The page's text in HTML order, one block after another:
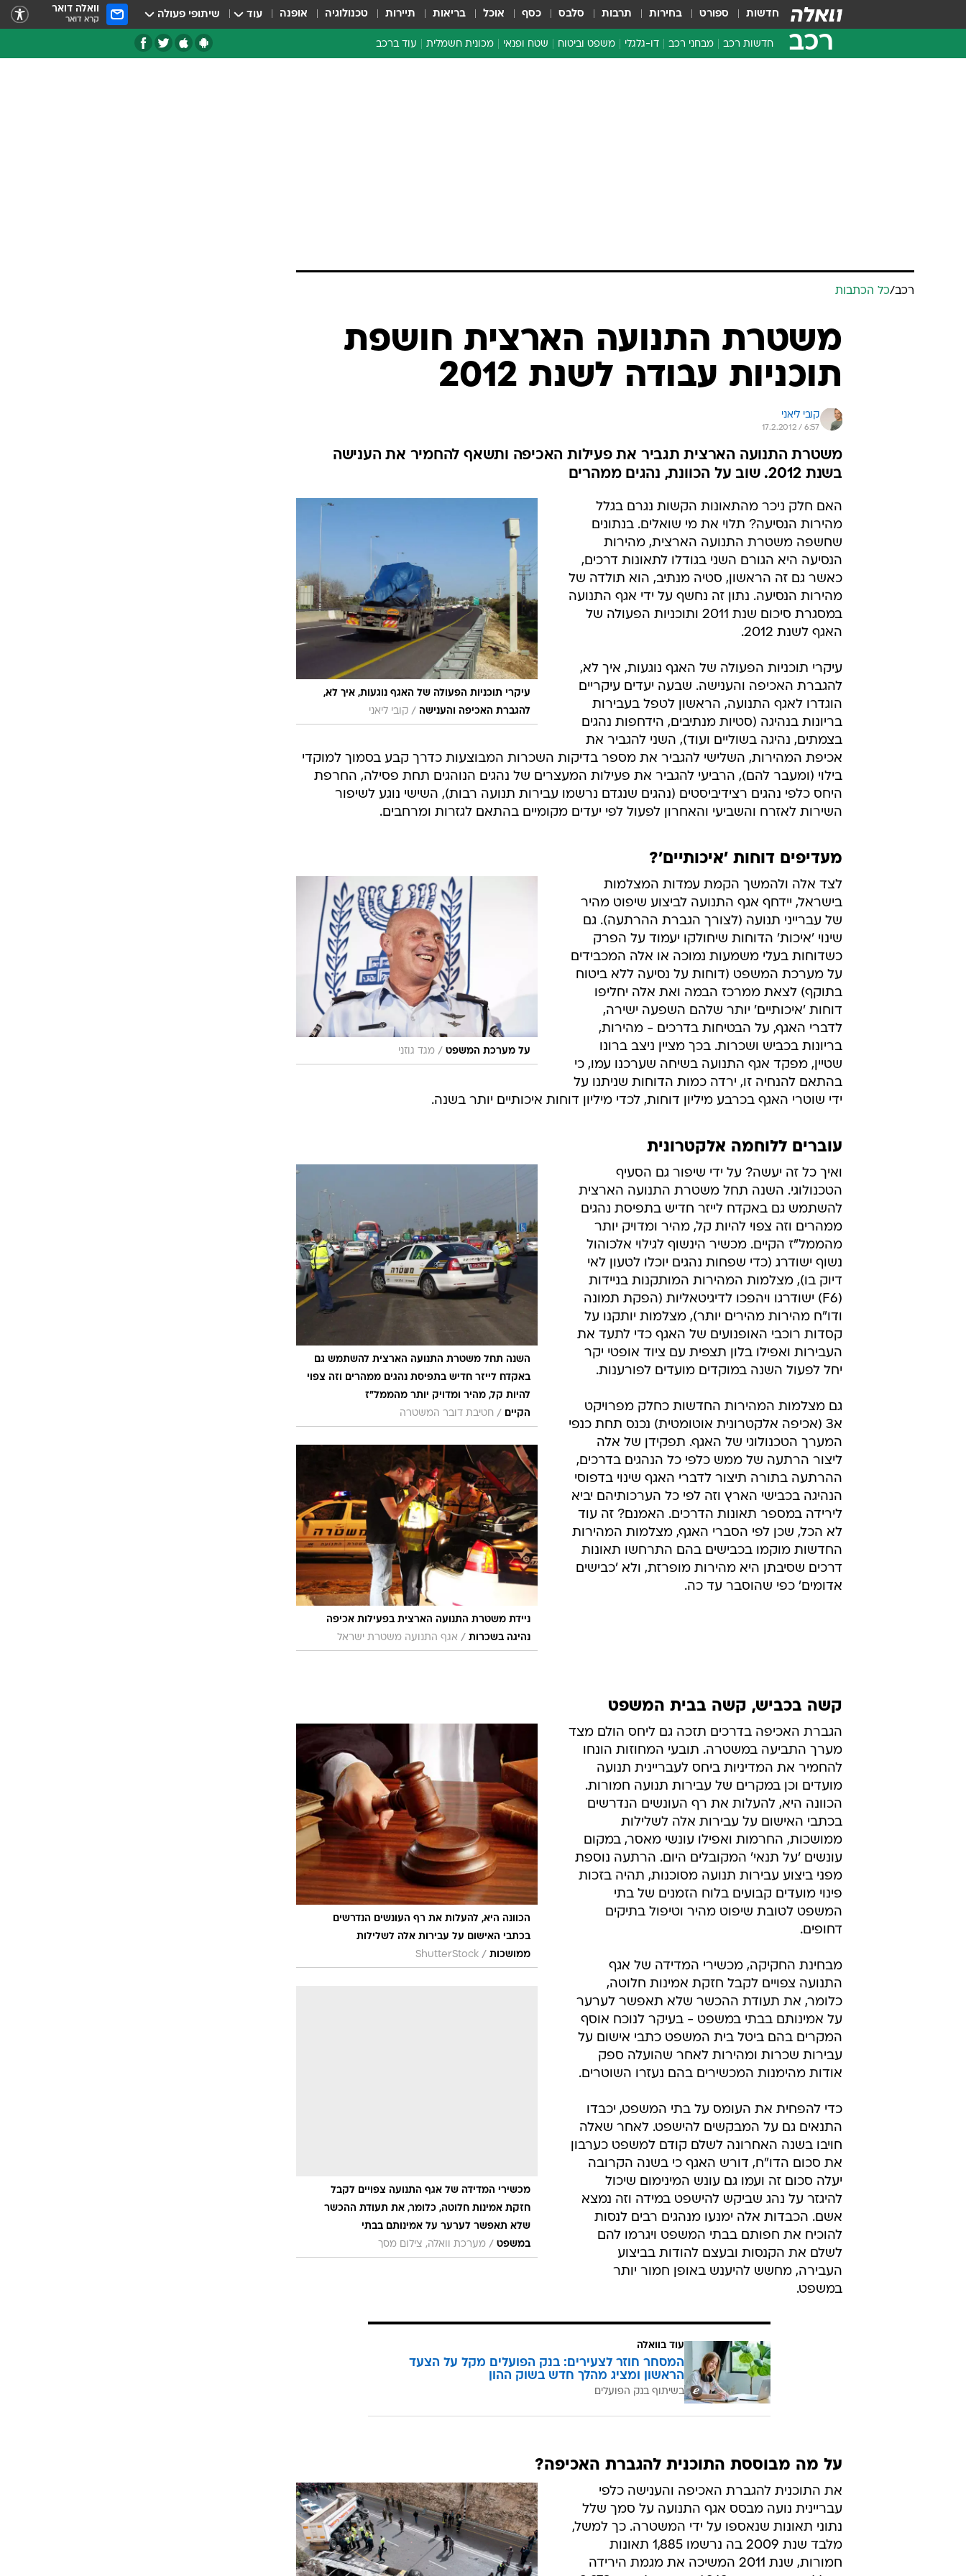
חדשות ספורט בחירות תרבות סלבס כסף אוכל בריאות תיירות טכנולוגיה אופנה עוד שיתופי פעולה וואלה דואר
קרא דואר
רכב חדשות רכב מבחני רכב דו-גלגלי משפט וביטוח שטח ופנאי מכונית חשמלית עוד ברכב
בטיחות
סדנאות ושיפורים
אביזרים לרכב
רכב/כל הכתבות
משטרת התנועה הארצית חושפת
תוכניות עבודה לשנת 2012
קובי ליאני
17.2.2012 / 6:57
משטרת התנועה הארצית תגביר את פעילות האכיפה ותשאף להחמיר את הענישה
בשנת 2012. שוב על הכוונת, נהגים ממהרים
עיקרי תוכניות הפעולה של האגף נוגעות, איך לא,
להגברת האכיפה והענישה / קובי ליאני
האם חלק ניכר מהתאונות הקשות נגרם בגלל
מהירות הנסיעה? תלוי את מי שואלים. בנתונים
שחשפה משטרת התנועה הארצית, מהירות
הנסיעה היא הגורם השני בגודלו לתאונות דרכים,
כאשר גם זה הראשון, סטיה מנתיב, הוא תולדה של
מהירות הנסיעה. נתון זה נחשף על ידי אגף התנועה
במסגרת סיכום שנת 2011 ותוכניות הפעולה של
האגף לשנת 2012.
עיקרי תוכניות הפעולה של האגף נוגעות, איך לא,
להגברת האכיפה והענישה. שבעה יעדים עיקריים
הוגדרו לאגף התנועה, הראשון לטפל בעבירות
בריונות בנהיגה (סטיות מנתיבים, הידחפות נהגים
בצמתים, נהיגה בשוליים ועוד), השני להגביר את
אכיפת המהירות, השלישי להגביר את מספר בדיקות השכרות המבוצעות כדרך קבע בסמוך למוקדי
בילוי (ומעבר להם), הרביעי להגביר את פעילות המעצרים של נהגים הנוהגים תחת פסילה, החרפת
היחס כלפי נהגים רצידיביסטים (נהגים שנגדם נרשמו עבירות תנועה רבות), השישי נוגע לשיפור
השירות לאזרח והשביעי והאחרון לפעול לפי יעדים מקומיים בהתאם לגזרות ומרחבים.
מעדיפים דוחות 'איכותיים'?
על מערכת המשפט / מגד גוזני
לצד אלה ולהמשך הקמת עמדות המצלמות
בישראל, יידחף אגף התנועה לביצוע שיפוט מהיר
של עברייני תנועה (לצורך הגברת ההרתעה). גם
שינוי 'איכות' הדוחות שיחולקו יעמוד על הפרק
כשדוחות בעלי משמעות נמוכה או אלה המכבידים
על מערכת המשפט (דוחות על נסיעה ללא ביטוח
בתוקף) לצאת ממרכז הבמה ואת אלה יחליפו
דוחות 'איכותיים' יותר שלהם השפעה ישירה,
לדברי האגף, על הבטיחות בדרכים - מהירות,
בריונות בכביש ושכרות. בכך מציין ניצב ברונו
שטיין, מפקד אגף התנועה בשיחה שערכנו עמו, כי
בהתאם להנחיה זו, ירדה כמות הדוחות שניתנו על
ידי שוטרי האגף בכרבע מיליון דוחות, לכדי מיליון דוחות איכותיים יותר בשנה.
עוברים ללוחמה אלקטרונית
השנה תחל משטרת התנועה הארצית להשתמש גם
באקדח לייזר חדיש בתפיסת נהגים ממהרים וזה צפוי
להיות קל, מהיר ומדויק יותר מהממל"ז
הקיים
/ חטיבת דובר המשטרה
ניידת משטרת התנועה הארצית בפעילות אכיפה
נהיגה בשכרות / אגף התנועה משטרת ישראל
ואיך כל זה יעשה? על ידי שיפור גם הסעיף
הטכנולוגי. השנה תחל משטרת התנועה הארצית
להשתמש גם באקדח לייזר חדיש בתפיסת נהגים
ממהרים וזה צפוי להיות קל, מהיר ומדויק יותר
מהממל"ז הקיים. מכשיר הינשוף לגילוי אלכוהול
נשוף ישודרג (כדי שפחות נהגים יוכלו לטעון לאי
דיוק בו), מצלמות המהירות המותקנות בניידות
(F6) ישודרגו ויהפכו לדיגיטאליות (הפקת תמונה
ודו"ח מהירות מהירים יותר), מצלמות יותקנו על
קסדות רוכבי האופנועים של האגף כדי לתעד את
העבירות ואפילו בלון תצפית עם ציוד אופטי יקר
יחל לפעול השנה במוקדים מועדים לפורענות.
גם מצלמות המהירות החדשות כחלק מפרויקט
א3 (אכיפה אלקטרונית אוטומטית) נכנס תחת כנפי
המערך הטכנולוגי של האגף. תפקידן של אלה
ליצור הרתעה של ממש כלפי כל הנהגים בדרכים,
ההרתעה בתורה תיצור לדברי האגף שינוי בדפוסי
הנהיגה בכבישי הארץ וזה לפי כל הערכותיהם יביא
לירידה במספר תאונות הדרכים. האמנם? זה עוד
לא הכל, שכן לפי הסברי האגף, מצלמות המהירות
החדשות מוקמו בכבישים בהם התרחשו תאונות
דרכים שסיבתן היא מהירות מופרזת, ולא 'כבישים
אדומים' כפי שהוסבר עד כה.
קשה בכביש, קשה בבית המשפט
הכוונה היא, להעלות את רף העונשים הנדרשים
בכתבי האישום על עבירות אלה לשלילות
ממושכות /
ShutterStock
מכשירי המדידה של אגף התנועה צפויים לקבל
חזקת אמינות חלוטה, כלומר, את תעודת ההכשר
שלא תאפשר לערער על אמינותם בבתי
במשפט / מערכת וואלה, צילום מסך
הגברת האכיפה בדרכים תזכה גם ליחס הולם מצד
מערך התביעה במשטרה. תובעי המחוזות הונחו
להחמיר את המדיניות ביחס לעבריינית תנועה
מועדים וכן במקרים של עבירות תנועה חמורות.
הכוונה היא, להעלות את רף העונשים הנדרשים
בכתבי האישום על עבירות אלה לשלילות
ממושכות, החרמות ואפילו עונשי מאסר, במקום
עונשים 'על תנאי' המקובלים היום. הרתעה נוספת
מפני ביצוע עבירות תנועה מסוכנות, תהיה בזכות
פינוי מועדים קבועים בלוח הזמנים של בתי
המשפט לטובת שיפוט מהיר וטיפול בתיקים
דחופים.
מבחינת החקיקה, מכשירי המדידה של אגף
התנועה צפויים לקבל חזקת אמינות חלוטה,
כלומר, את תעודת ההכשר שלא תאפשר לערער
על אמינותם בבתי במשפט - בעיקר לנוכח אוסף
המקרים בהם ביטל בית המשפט כתבי אישום על
עבירות שכרות ומהירות לאחר שהועלה ספק
אודות מהימנות המכשירים בהם נעזרו השוטרים.
כדי להפחית את העומס על בתי המשפט, יכבדו
התנאים גם על המבקשים להישפט. לאחר שאלה
חויבו בשנה האחרונה לשלם קודם למשפט כערבון
את סכום הדו"ח, דורש האגף כי בשנה הקרובה
יעלה סכום זה ועמו גם עונש המינימום שיכול
להיגזר על נהג שביקש להישפט במידה וזה נמצא
אשם. הכבדות אלה ימנעו מנהגים רבים לנסות
להוכיח את חפותם בבתי המשפט ויגרמו להם
לשלם את הקנסות ובעצם להודות בביצוע
העבירה, מחשש להיענש באופן חמור יותר
במשפט.
עוד בוואלה
המסחר חוזר לצעירים: בנק הפועלים מקל על הצעד
הראשון ומציג מהלך חדש בשוק ההון
בשיתוף בנק הפועלים
על מה מבוססת התוכנית להגברת האכיפה?
את התוכנית להגברת האכיפה והענישה כלפי
עבריינית נועה מבסס אגף התנועה על סמך שלל
נתוני תאונות שנאספו על ידי המשטרה. כך למשל,
מלבד שנת 2009 בה נרשמו 1,885 תאונות
חמורות, שנת 2011 המשיכה את מגמת הירידה